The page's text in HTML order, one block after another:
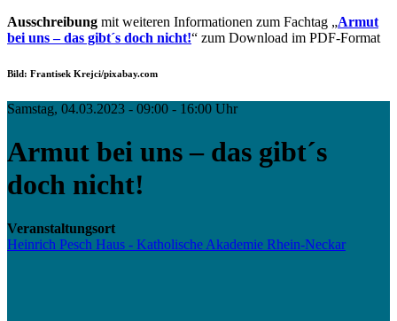
Ausschreibung mit weiteren Informationen zum Fachtag „Armut
bei uns – das gibt´s doch nicht!“ zum Download im PDF-Format
Bild: Frantisek Krejci/pixabay.com
Samstag, 04.03.2023 - 09:00 - 16:00 Uhr
Armut bei uns – das gibt´s
doch nicht!
Veranstaltungsort
Heinrich Pesch Haus - Katholische Akademie Rhein-Neckar